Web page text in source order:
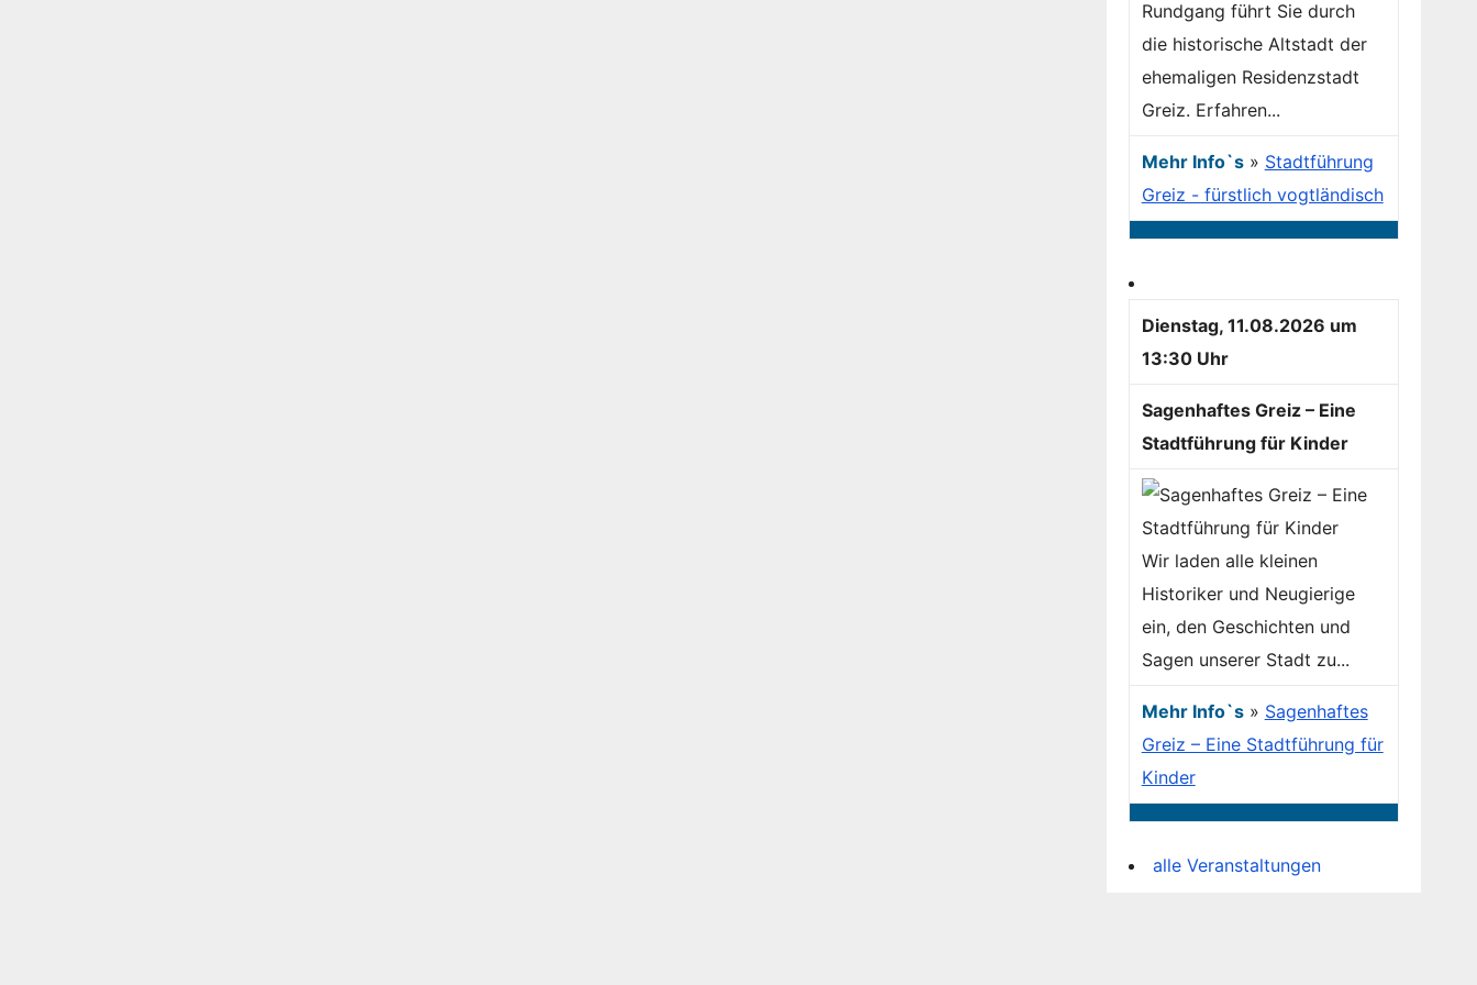
Rundgang führt Sie durch
die historische Altstadt der
ehemaligen Residenzstadt
Greiz. Erfahren...
Mehr Info`s» Stadtführung
Greiz - fürstlich vogtländisch
Dienstag, 11.08.2026 um
13:30 Uhr
Sagenhaftes Greiz – Eine
Stadtführung für Kinder
Wir laden alle kleinen
Historiker und Neugierige
ein, den Geschichten und
Sagen unserer Stadt zu...
Mehr Info`s» Sagenhaftes
Greiz – Eine Stadtführung für
Kinder
alle Veranstaltungen